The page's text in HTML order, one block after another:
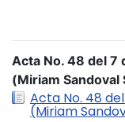
Acta No. 48 del 7
(Miriam Sandoval
Acta No. 48
(Miriam